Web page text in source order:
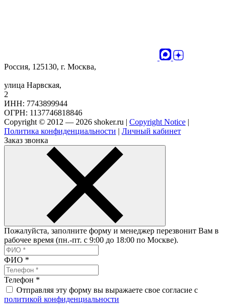
Россия, 125130, г. Москва,
улица Нарвская,
2
ИНН: 7743899944
ОГРН: 1137746818846
Copyright © 2012 — 2026 shoker.ru | Copyright Notice |
Политика конфиденциальности | Личный кабинет
Заказ звонка
Пожалуйста, заполните форму и менеджер перезвонит Вам в
рабочее время (пн.-пт. с 9:00 до 18:00 по Москве).
ФИО *
Телефон *
Отправляя эту форму вы выражаете свое согласие с
политикой конфиденциальности